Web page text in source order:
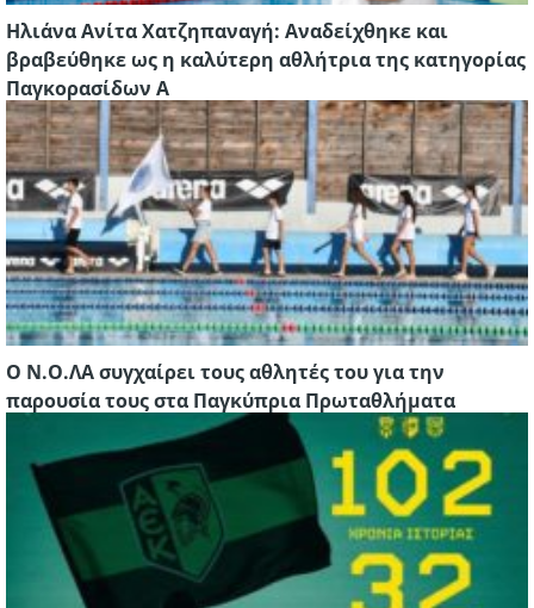
Ηλιάνα Ανίτα Χατζηπαναγή: Αναδείχθηκε και
βραβεύθηκε ως η καλύτερη αθλήτρια της κατηγορίας
Παγκορασίδων Α
Ο Ν.Ο.ΛΑ συγχαίρει τους αθλητές του για την
παρουσία τους στα Παγκύπρια Πρωταθλήματα